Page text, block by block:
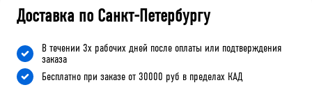
Доставка по Санкт-Петербургу
В течении 3х рабочих дней после оплаты или подтверждения
заказа
Бесплатно при заказе от 30000 руб в пределах КАД